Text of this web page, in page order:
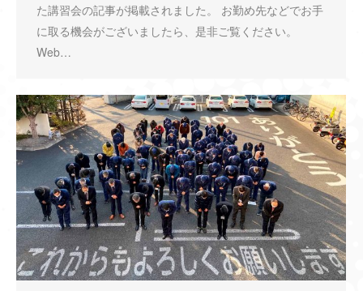
た講習会の記事が掲載されました。 お勤め先などでお手
に取る機会がございましたら、是非ご覧ください。
Web…